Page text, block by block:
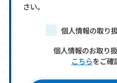
さい。
個人情報の取り
個人情報のお取り
こちらをご確